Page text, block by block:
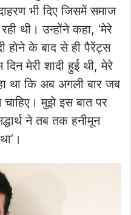
भी दिए जिसमें समाज
थी। उन्होंने कहा, ‘मेरे
होने के बाद से ही पैरेंट्स
मेरी शादी हुई थी, मेरे
था कि अब अगली बार जब
चाहिए। मुझे इस बात पर
ने तब तक हनीमून